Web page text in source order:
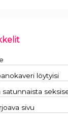
löytyisi
sivu